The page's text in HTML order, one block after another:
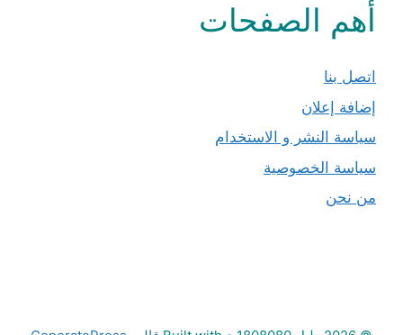
أهم الصفحات
اتصل بنا
إضافة إعلان
سياسة النشر و الاستخدام
سياسة الخصوصية
من نحن